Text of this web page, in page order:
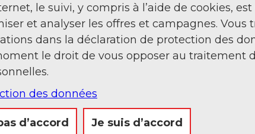
près de la salle polyvalente, en plein
le suivi, y compris à l’aide de cookies,
et analyser les offres et campagnes. Vous
dans la déclaration de protection des
le droit de vous opposer au traitement
des données
d’accord Je suis d’accord